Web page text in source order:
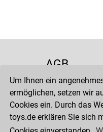
Um Ihnen ein
ermöglichen, setzen wir
Cookies ein. Durch das
toys.de erklären Sie sich
AGB
Datenschutz
Kontakt